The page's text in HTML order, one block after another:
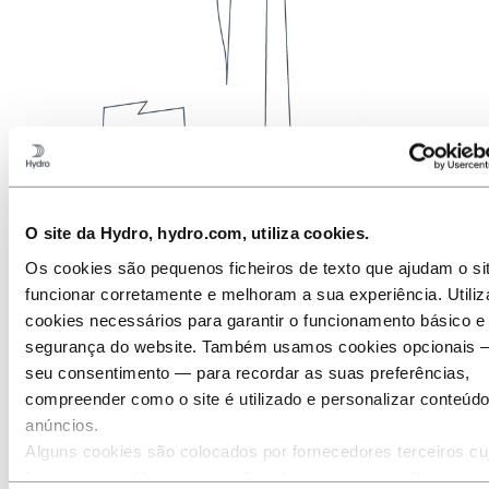
O site da Hydro, hydro.com, utiliza cookies.
Os cookies são pequenos ficheiros de texto que ajudam o
funcionar corretamente e melhoram a sua experiência.
cookies necessários para garantir o funcionamento básico e
segurança do website. Também usamos cookies opcionais
seu consentimento — para recordar as suas preferências,
compreender como o site é utilizado e personalizar
anúncios.
Alguns cookies são colocados por fornecedores terceiros